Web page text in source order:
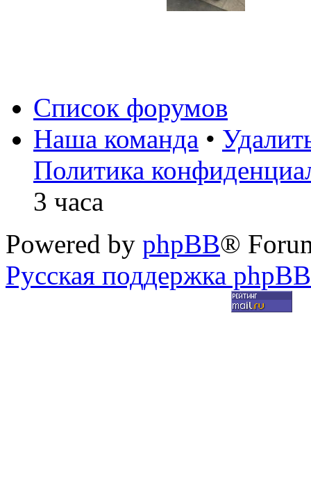
Список форумов
Наша команда •
Политика
3 часа
Powered by phpBB®
Русская поддержка phpBB